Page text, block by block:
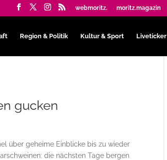
webmoritz. moritz.magazin
Region & Politik Kultur & Sport Liveticker
gucken
über geheime Einblicke bis zu wieder
die nächsten Tage bergen